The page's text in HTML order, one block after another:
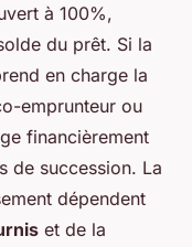
à 100%,
du prêt. Si la
en charge la
emprunteur ou
financièrement
de succession. La
dépendent
et de la